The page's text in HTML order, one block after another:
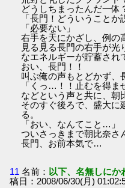
どうしちまったんだ一体
「長門！どういうことか
「必要ない」
右手を天にかざし、例の
見る見る長門の右手が
なエネルギーが貯蓄され
おい、長門！！
叫ぶ俺の声もとどかず、
「くっ…！！止むを得ま
などという声と共に、朝
そのすぐ後ろで、盛大に
る。
「おい、なんてこと…」
ついさっきまで朝比奈さ
長門、お前本気で…
11 名前： 以下、名無しに
稿日：2008/06/30(月)